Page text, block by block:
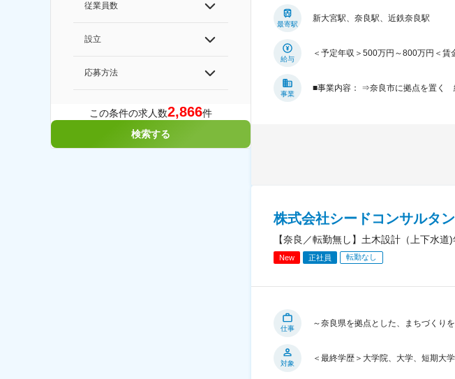
従業員数
設立
応募方法
この条件の求人数2,866件
検索する
最寄駅
新大宮駅、奈良駅、近鉄奈良駅
給与
＜予定年収＞500万円～800万円＜
事業
■事業内容： ⇒奈良市に拠点を置く
株式会社シードコンサルタ
【奈良／転勤無し】土木設計（上下水
New 正社員 転勤なし
仕事
～奈良県を拠点とした、まちづくり
対象
＜最終学歴＞大学院、大学、短期大